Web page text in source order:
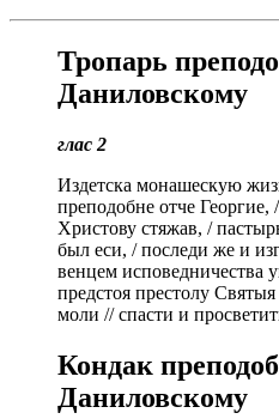
Тропарь
Даниловскому
глас 2
Издетска монашескую
преподобне отче
Христову стяжав, /
был еси, / последи же и
венцем исповедничества
предстоя престолу
моли // спасти и
Кондак
Даниловскому